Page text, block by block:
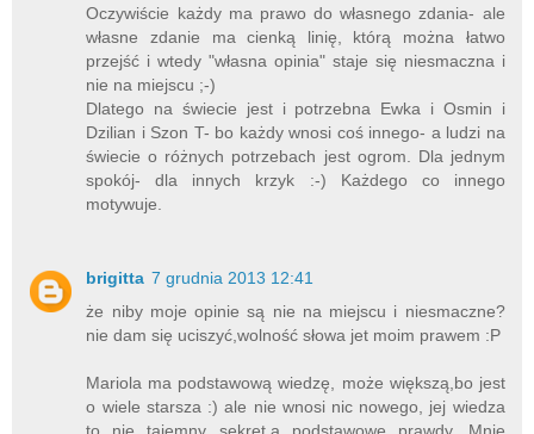
Oczywiście każdy ma prawo do własnego zdania- ale
własne zdanie ma cienką linię, którą można łatwo
przejść i wtedy "własna opinia" staje się niesmaczna i
nie na miejscu ;-)
Dlatego na świecie jest i potrzebna Ewka i Osmin i
Dzilian i Szon T- bo każdy wnosi coś innego- a ludzi na
świecie o różnych potrzebach jest ogrom. Dla jednym
spokój- dla innych krzyk :-) Każdego co innego
motywuje.
brigitta 7 grudnia 2013 12:41
że niby moje opinie są nie na miejscu i niesmaczne?
nie dam się uciszyć,wolność słowa jet moim prawem :P
Mariola ma podstawową wiedzę, może większą,bo jest
o wiele starsza :) ale nie wnosi nic nowego, jej wiedza